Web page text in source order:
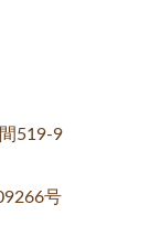
519-9
号